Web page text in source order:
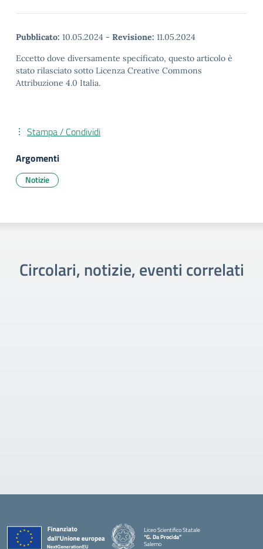
Pubblicato: 10.05.2024 - Revisione: 11.05.2024
Eccetto dove diversamente specificato, questo articolo è
stato rilasciato sotto Licenza Creative Commons
Attribuzione 4.0 Italia.
Stampa / Condividi
Argomenti
Notizie
Circolari, notizie, eventi correlati
Liceo Scientifico Statale
“G. Da Procida”
Salerno